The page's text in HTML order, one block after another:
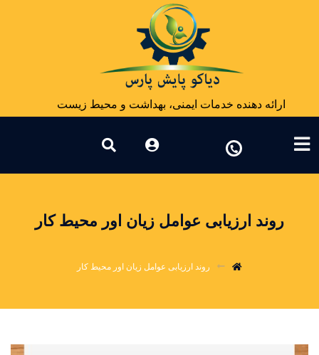
ارائه دهنده خدمات ایمنی، بهداشت و محیط زیست
روند ارزیابی عوامل زیان اور محیط کار
روند ارزیابی عوامل زیان اور محیط کار